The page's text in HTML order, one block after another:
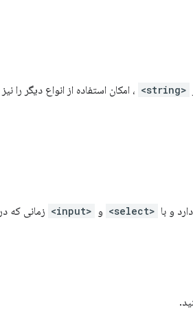
<string>
، امکان استفاده از انواع دیگر را نیز
و با <select> و <input>
زمانی که در